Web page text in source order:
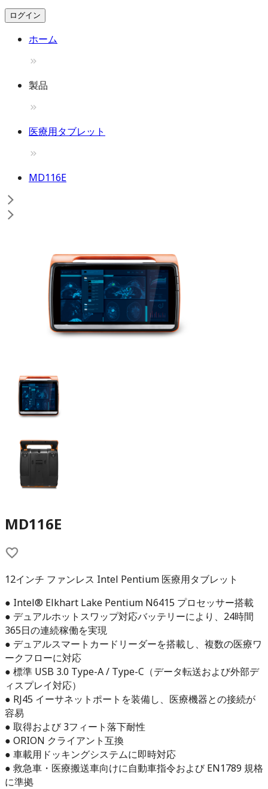
ログイン
ホーム
製品
医療用タブレット
MD116E
MD116E
12インチ ファンレス Intel Pentium 医療用タブレット
● Intel® Elkhart Lake Pentium N6415 プロセッサー搭載
● デュアルホットスワップ対応バッテリーにより、24時間
365日の連続稼働を実現
● デュアルスマートカードリーダーを搭載し、複数の医療ワ
ークフローに対応
● 標準 USB 3.0 Type-A / Type-C（データ転送および外部デ
ィスプレイ対応）
● RJ45 イーサネットポートを装備し、医療機器との接続が
容易
● 取得および 3フィート落下耐性
● ORION クライアント互換
● 車載用ドッキングシステムに即時対応
● 救急車・医療搬送車向けに自動車指令および EN1789 規格
に準拠